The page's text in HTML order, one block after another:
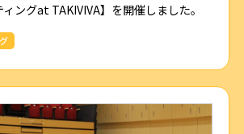
ィングat TAKIVIVA】を開催しました。